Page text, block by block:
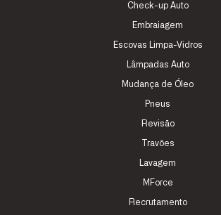
Check-up Auto
Embraiagem
Escovas Limpa-Vidros
Lâmpadas Auto
Mudança de Óleo
Pneus
Revisão
Travões
Lavagem
MForce
Recrutamento